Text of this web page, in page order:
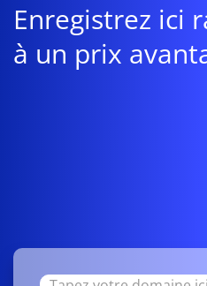
Enregistrez ici
à un prix